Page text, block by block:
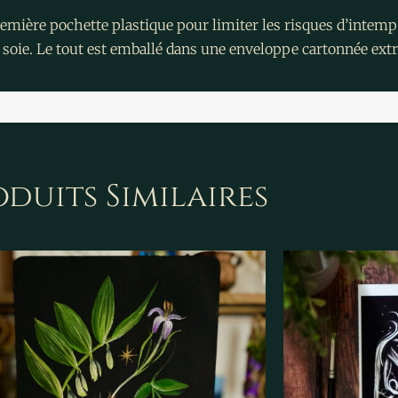
pochette plastique pour limiter les risques
Le tout est emballé dans une enveloppe cartonnée
Similaires